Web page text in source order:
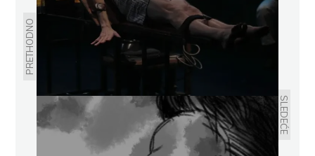
PRETHODNO
SLEDEĆE